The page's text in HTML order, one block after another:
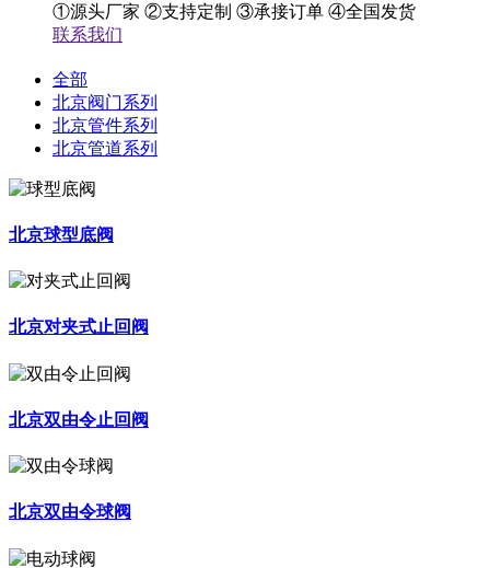
①源头厂家 ②支持定制 ③承接订单 ④全国发货
联系我们
全部
北京阀门系列
北京管件系列
北京管道系列
北京球型底阀
北京对夹式止回阀
北京双由令止回阀
北京双由令球阀